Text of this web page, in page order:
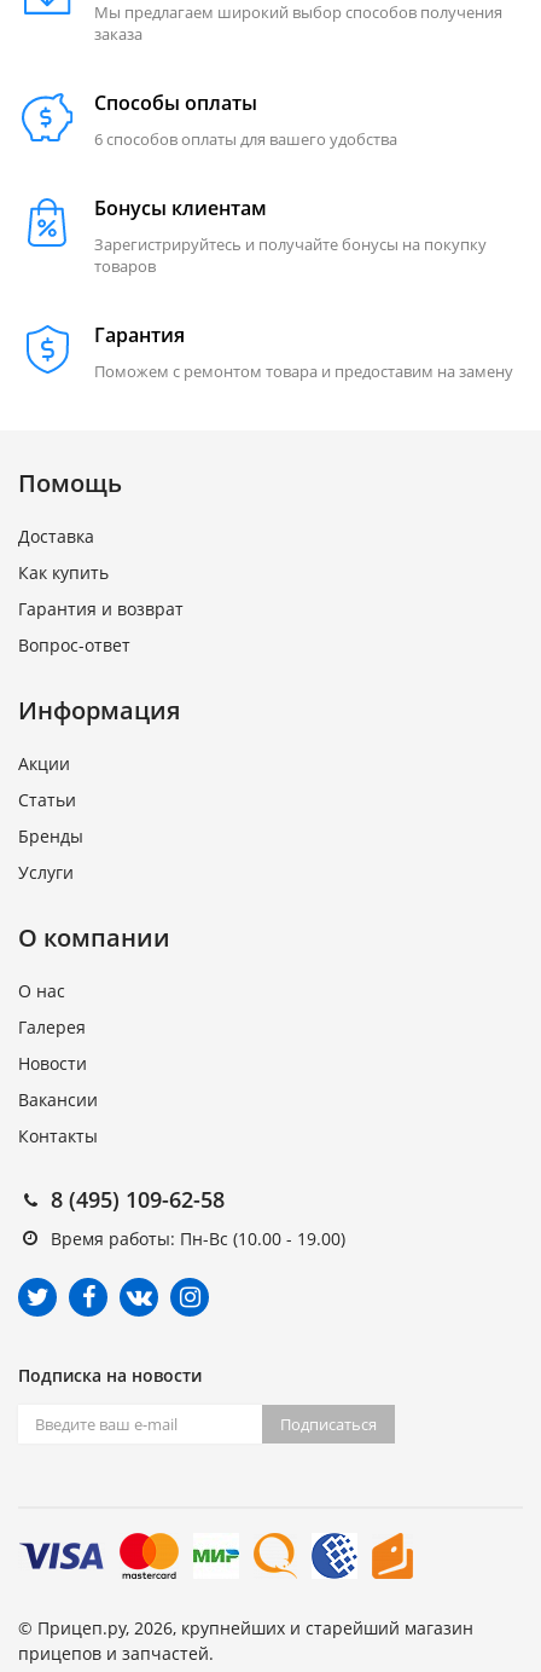
Мы предлагаем широкий выбор способов получения
заказа
Способы оплаты
6 способов оплаты для вашего удобства
Бонусы клиентам
Зарегистрируйтесь и получайте бонусы на покупку
товаров
Гарантия
Поможем с ремонтом товара и предоставим на замену
Помощь
Доставка
Как купить
Гарантия и возврат
Вопрос-ответ
Информация
Акции
Статьи
Бренды
Услуги
О компании
О нас
Галерея
Новости
Вакансии
Контакты
8 (495) 109-62-58
Время работы: Пн-Вс (10.00 - 19.00)
Подписка на новости
Подписаться
© Прицеп.ру, 2026, крупнейших и старейший магазин
прицепов и запчастей.